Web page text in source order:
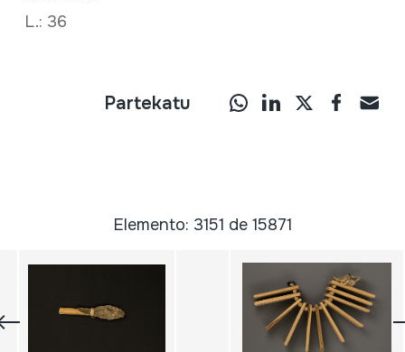
L.: 36
Partekatu
Elemento: 3151 de 15871